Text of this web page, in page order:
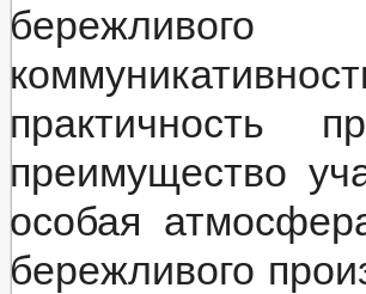
практичность
преимущество
особая
бережливого